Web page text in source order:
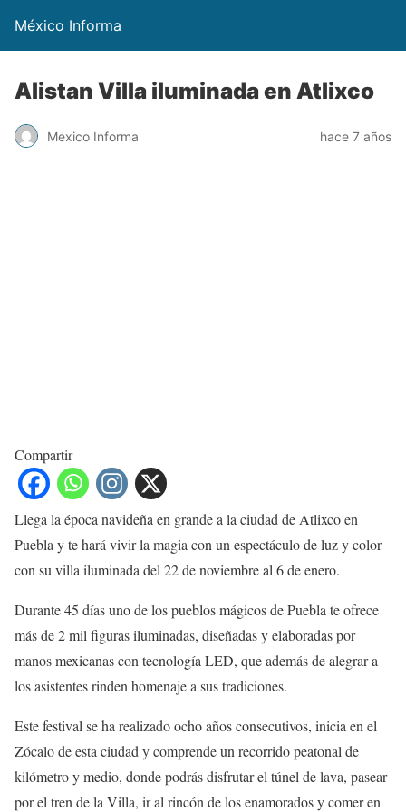
México Informa
Alistan Villa iluminada en Atlixco
Mexico Informa hace 7 años
Compartir
Llega la época navideña en grande a la ciudad de Atlixco en
Puebla y te hará vivir la magia con un espectáculo de luz y color
con su villa iluminada del 22 de noviembre al 6 de enero.
Durante 45 días uno de los pueblos mágicos de Puebla te ofrece
más de 2 mil figuras iluminadas, diseñadas y elaboradas por
manos mexicanas con tecnología LED, que además de alegrar a
los asistentes rinden homenaje a sus tradiciones.
Este festival se ha realizado ocho años consecutivos, inicia en el
Zócalo de esta ciudad y comprende un recorrido peatonal de
kilómetro y medio, donde podrás disfrutar el túnel de lava, pasear
por el tren de la Villa, ir al rincón de los enamorados y comer en